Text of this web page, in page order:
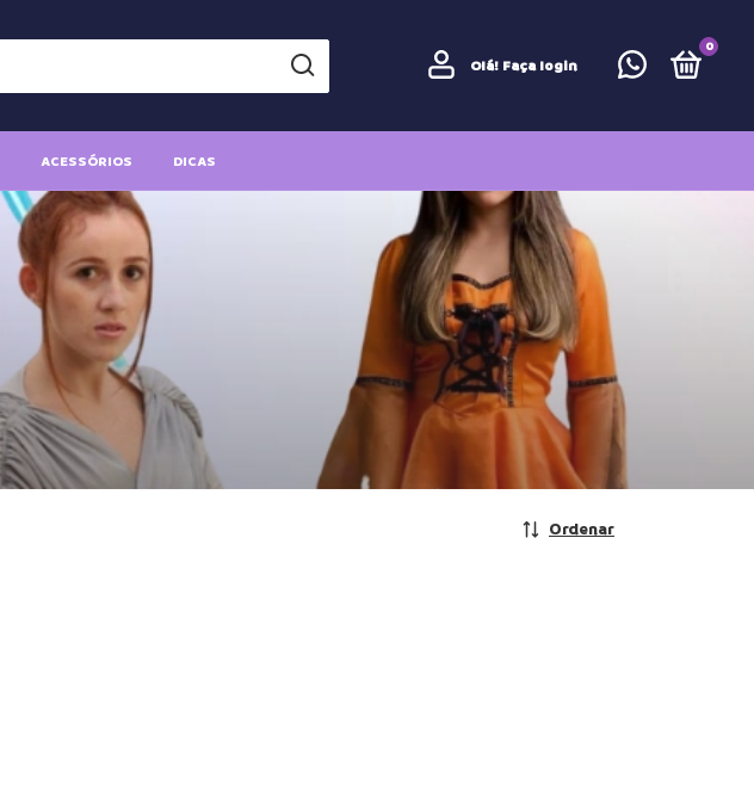
Olá! Faça login
0
ACESSÓRIOS DICAS
Ordenar